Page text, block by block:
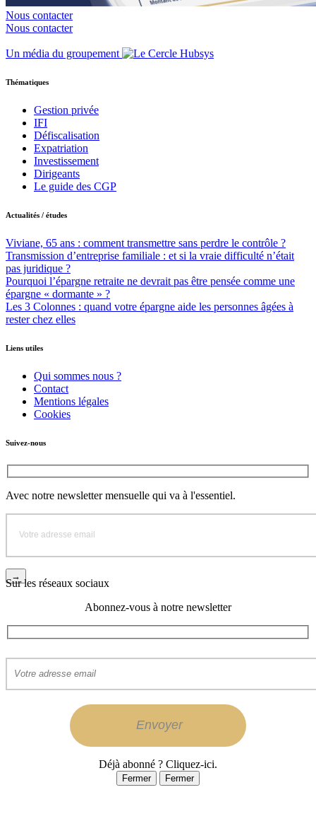
Nous contacter
Nous contacter
Un média du groupement
Thématiques
Gestion privée
IFI
Défiscalisation
Expatriation
Investissement
Dirigeants
Le guide des CGP
Actualités / études
Viviane, 65 ans : comment transmettre sans perdre le contrôle ?
Transmission d’entreprise familiale : et si la vraie difficulté n’était
pas juridique ?
Pourquoi l’épargne retraite ne devrait pas être pensée comme une
épargne « dormante » ?
Les 3 Colonnes : quand votre épargne aide les personnes âgées à
rester chez elles
Liens utiles
Qui sommes nous ?
Contact
Mentions légales
Cookies
Suivez-nous
Avec notre newsletter mensuelle qui va à l'essentiel.
Sur les réseaux sociaux
Abonnez-vous à notre newsletter
Déjà abonné ? Cliquez-ici.
Fermer Fermer